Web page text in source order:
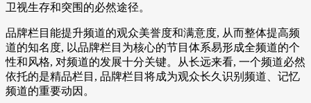
卫视生存和突围的必然途径。
品牌栏目能提升频道的观众美誉度和满意度, 从而整体提高频
道的知名度, 以品牌栏目为核心的节目体系易形成全频道的个
性和风格, 对频道的发展十分关键。从长远来看, 一个频道必然
依托的是精品栏目, 品牌栏目将成为观众长久识别频道、记忆
频道的重要动因。